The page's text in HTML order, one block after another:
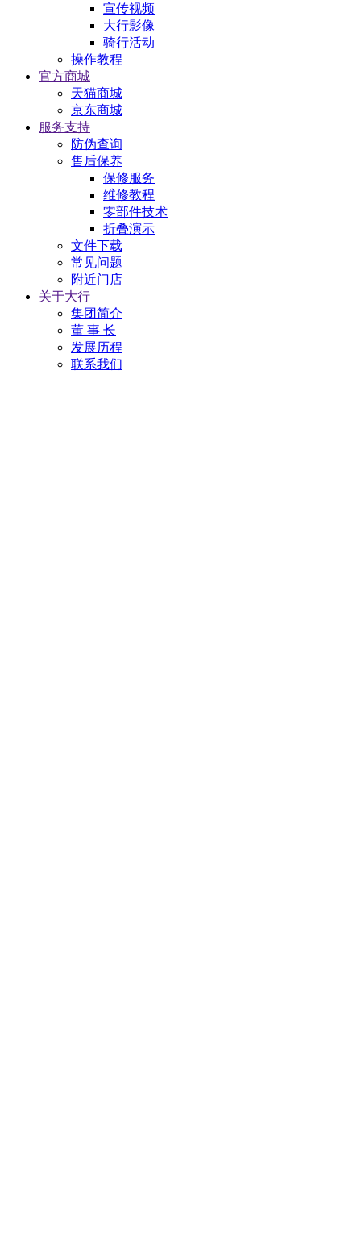
宣传视频
大行影像
骑行活动
操作教程
官方商城
天猫商城
京东商城
服务支持
防伪查询
售后保养
保修服务
维修教程
零部件技术
折叠演示
文件下载
常见问题
附近门店
关于大行
集团简介
董 事 长
发展历程
联系我们